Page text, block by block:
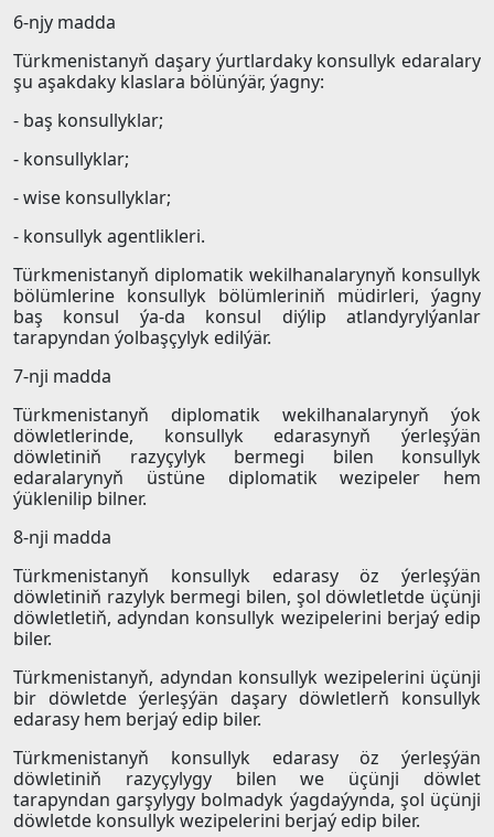
6-njy madda
Türkmenistanyň daşary ýurtlardaky konsullyk edaralary
şu aşakdaky klaslara bölünýär, ýagny:
- baş konsullyklar;
- konsullyklar;
- wise konsullyklar;
- konsullyk agentlikleri.
Türkmenistanyň diplomatik wekilhanalarynyň konsullyk
bölümlerine konsullyk bölümleriniň müdirleri, ýagny
baş konsul ýa-da konsul diýlip atlandyrylýanlar
tarapyndan ýolbaşçylyk edilýär.
7-nji madda
Türkmenistanyň diplomatik wekilhanalarynyň ýok
döwletlerinde, konsullyk edarasynyň ýerleşýän
döwletiniň razyçylyk bermegi bilen konsullyk
edaralarynyň üstüne diplomatik wezipeler hem
ýüklenilip bilner.
8-nji madda
Türkmenistanyň konsullyk edarasy öz ýerleşýän
döwletiniň razylyk bermegi bilen, şol döwletletde üçünji
döwletletiň, adyndan konsullyk wezipelerini berjaý edip
biler.
Türkmenistanyň, adyndan konsullyk wezipelerini üçünji
bir döwletde ýerleşýän daşary döwletlerň konsullyk
edarasy hem berjaý edip biler.
Türkmenistanyň konsullyk edarasy öz ýerleşýän
döwletiniň razyçylygy bilen we üçünji döwlet
tarapyndan garşylygy bolmadyk ýagdaýynda, şol üçünji
döwletde konsullyk wezipelerini berjaý edip biler.